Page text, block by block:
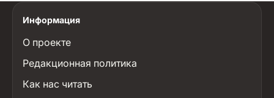
Информация
О проекте
Редакционная политика
Как нас читать